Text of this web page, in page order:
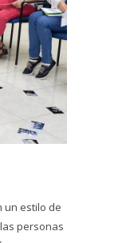
un estilo de
personas